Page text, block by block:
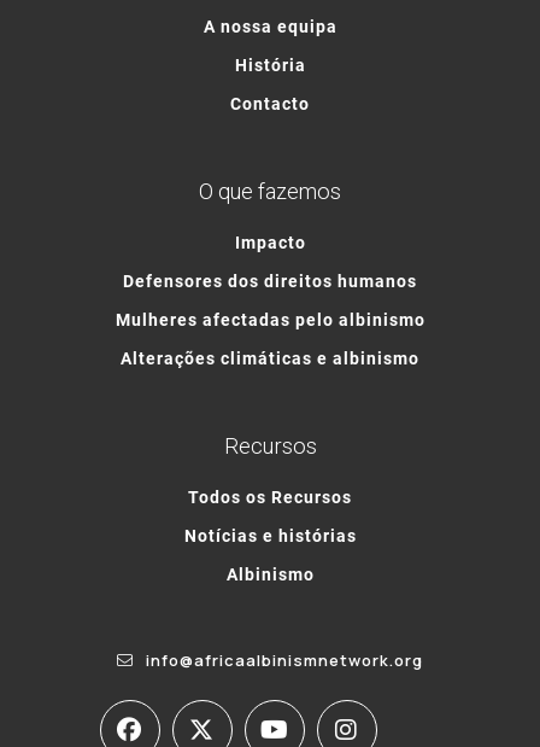
A nossa equipa
História
Contacto
O que fazemos
Impacto
Defensores dos direitos humanos
Mulheres afectadas pelo albinismo
Alterações climáticas e albinismo
Recursos
Todos os Recursos
Notícias e histórias
Albinismo
info@africaalbinismnetwork.org